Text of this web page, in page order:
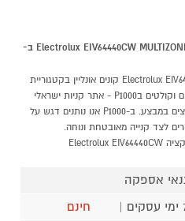
למה כדאי לקנות כיריים אינדוקציה Electrolux EIV64440CW MULTIZONE ב-
כיריים אינדוקציה Electrolux EIV64440CW MULTIZONE קונים אונליין בקטגוריית
כיריים אינדוקציה במחלקת תנורים, כיריים וקולטים בP1000 - אתר קניות ישראלי
בטוח, משתלם ונוח המציע מוצרים מומלצים במבצע. ב-P1000 אנו נותנים דגש על
לצד קנייה מאובטחת ונוחה.
אצלנו, קניות באינטרנט של כיריים אינדוקציה Electrolux EIV64440CW
אספקה
חינם